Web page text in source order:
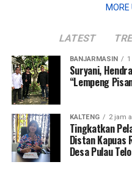
MORE
LATEST
BANJARMASIN
Suryani,
“Lempeng
KALTENG 2 jam
Tingkatkan
Distan Kapuas
Desa Pulau Telo